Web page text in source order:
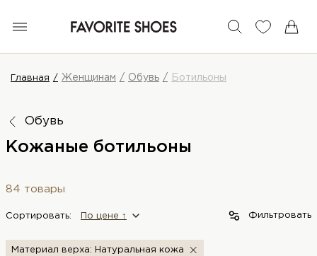
Главная Женщинам Обувь Ботильоны
Обувь
Кожаные ботильоны
84 товары
Сортировать: По цене ↑ Фильтровать
Материал верха: Натуральная кожа